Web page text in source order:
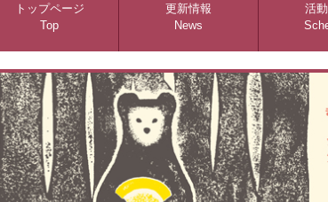
トップページ
Top
更新情報
News
活